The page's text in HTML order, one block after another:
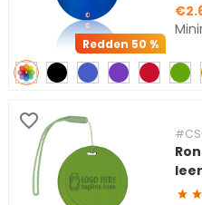
Redden 50 %
leer